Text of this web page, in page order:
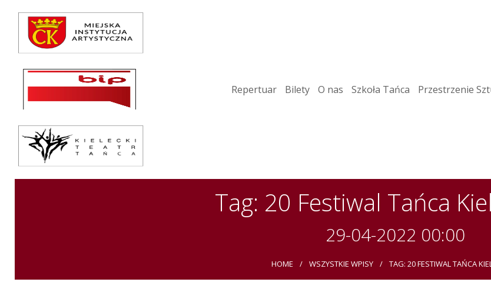
Repertuar Bilety O nas Szkoła Tańca Przestrzenie
Tag: 20 Festiwal Tańca
29-04-2022 00:00
HOME WSZYSTKIE WPISY TAG: 20 FESTIWAL TAŃCA
Repertuar
Teatr / Zespół
Szkoła
Przestrzenie Sztuki
Warsztaty
Festiwal